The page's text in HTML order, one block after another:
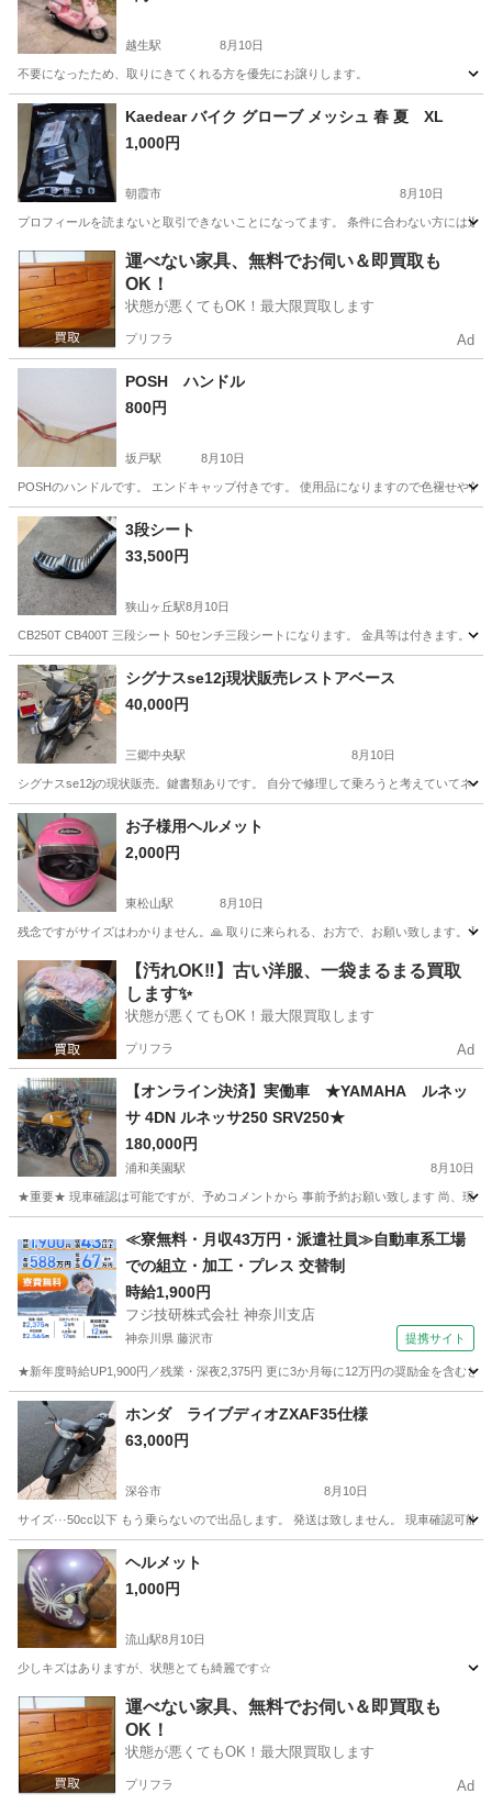
越生駅 8月10日
不要になったため、取りにきてくれる方を優先にお譲りします。
埼玉 草加市 その他
Kaedear バイク グローブ メッシュ 春 夏 XL
1,000円
朝霞市 8月10日
プロフィールを読まないと取引できないことになってます。 条件に合わない方には
埼玉 朝霞市 その他 グローブ
運べない家具、無料でお伺い＆即買取も
OK！
状態が悪くてもOK！最大限買取します
プリフラ Ad
POSH ハンドル
800円
坂戸駅 8月10日
POSHのハンドルです。 エンドキャップ付きです。 使用品になりますので色褪せや傷
埼玉 鶴ヶ島市 坂戸駅
3段シート
33,500円
狭山ヶ丘駅8月10日
CB250T CB400T 三段シート 50センチ三段シートになります。 金具等は付きます。
埼玉 狭山市 狭山ヶ丘駅 ホンダ
シグナスse12j現状販売レストアベース
40,000円
三郷中央駅 8月10日
シグナスse12jの現状販売。鍵書類ありです。 自分で修理して乗ろうと考えていてネ
埼玉 三郷市 三郷中央駅 ヤマハ
お子様用ヘルメット
2,000円
東松山駅 8月10日
残念ですがサイズはわかりません。🙏 取りに来られる、お方で、お願い致します。
埼玉 東松山市 東松山駅 その他 ヘルメット
【汚れOK‼️】古い洋服、一袋まるまる買取
します✨
状態が悪くてもOK！最大限買取します
プリフラ Ad
【オンライン決済】実働車 ★YAMAHA ルネッ
サ 4DN ルネッサ250 SRV250★
180,000円
浦和美園駅 8月10日
★重要★ 現車確認は可能ですが、予めコメントから 事前予約お願い致します 尚、現
浦和美園駅 ヤマハ ルネッサ
≪寮無料・月収43万円・派遣社員≫自動車系工場
での組立・加工・プレス 交替制
時給1,900円
フジ技研株式会社 神奈川支店
神奈川県 藤沢市 提携サイト
★新年度時給UP1,900円／残業・深夜2,375円 更に3か月毎に12万円の奨励金を含む
神奈川 藤沢市 その他
ホンダ ライブディオZXAF35仕様
63,000円
深谷市 8月10日
サイズ···50cc以下 もう乗らないので出品します。 発送は致しません。 現車確認可
埼玉 深谷市 ホンダ
ヘルメット
1,000円
流山駅8月10日
少しキズはありますが、状態とても綺麗です☆
埼玉 三郷市 流山駅 バイク
運べない家具、無料でお伺い＆即買取も
OK！
状態が悪くてもOK！最大限買取します
プリフラ Ad